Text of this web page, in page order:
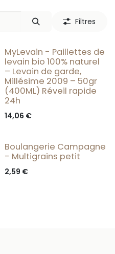
Filtres
MyLevain - Paillettes de
levain bio 100% naturel
– Levain de garde,
Millésime 2009 – 50gr
(400ML) Réveil rapide
24h
14,06 €
Boulangerie Campagne
- Multigrains petit
2,59 €